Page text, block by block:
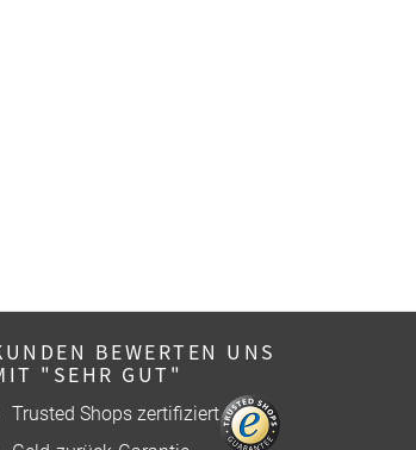
BEWERTEN UNS
"SEHR GUT"
Trusted Shops zertifiziert